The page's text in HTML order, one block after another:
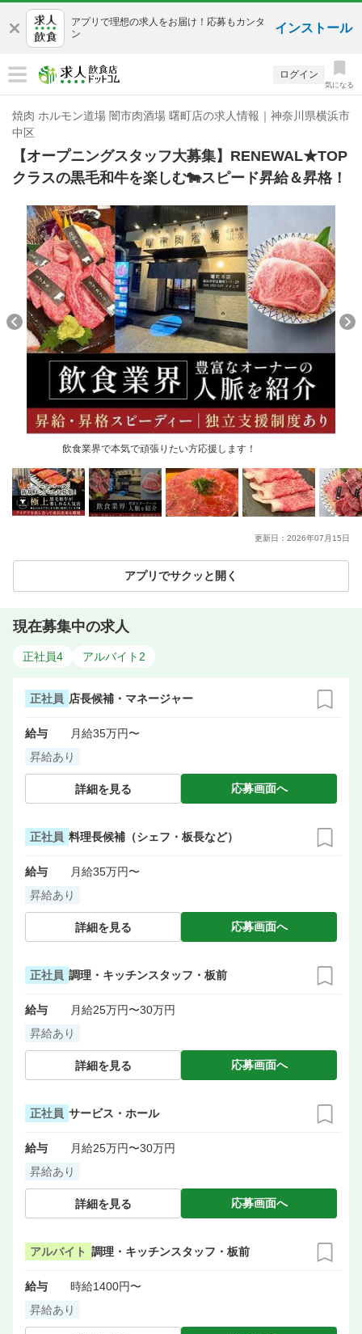
アプリで理想の求人をお届け！応募もカンタ
ン
インストール
ログイン
気になる
焼肉 ホルモン道場 闇市肉酒場 曙町店の求人情報｜神奈川県横浜市
中区
【オープニングスタッフ大募集】RENEWAL★TOP
クラスの黒毛和牛を楽しむ🐄スピード昇給＆昇格！
飲食業界で本気で頑張りたい方応援します！
更新日： 2026年07月15日
アプリでサクッと開く
現在募集中の求人
正社員4 アルバイト 2
正社員 店長候補・マネージャー
給与
月給35万円〜
昇給あり
詳細を見る 応募画面へ
正社員 料理長候補（シェフ・板長など）
給与
月給35万円〜
昇給あり
詳細を見る 応募画面へ
正社員 調理・キッチンスタッフ・板前
給与
月給25万円〜30万円
昇給あり
詳細を見る 応募画面へ
正社員 サービス・ホール
給与
月給25万円〜30万円
昇給あり
詳細を見る 応募画面へ
アルバイト 調理・キッチンスタッフ・板前
給与
時給1400円〜
昇給あり